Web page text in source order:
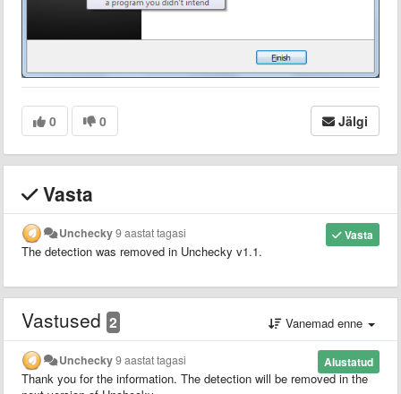
0 0 Jälgi
Vasta
Vasta
Unchecky9 aastat tagasi
The detection was removed in Unchecky v1.1.
Vastused 2 Vanemad enne
Alustatud
Unchecky9 aastat tagasi
Thank you for the information. The detection will be removed in the